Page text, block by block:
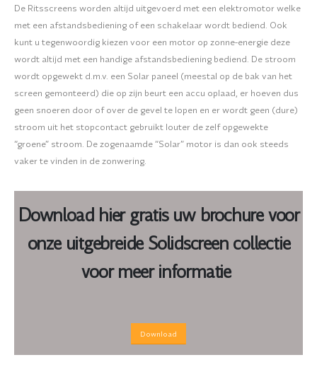
De Ritsscreens worden altijd uitgevoerd met een elektromotor welke
met een afstandsbediening of een schakelaar wordt bediend. Ook
kunt u tegenwoordig kiezen voor een motor op zonne-energie deze
wordt altijd met een handige afstandsbediening bediend. De stroom
wordt opgewekt d.m.v. een Solar paneel (meestal op de bak van het
screen gemonteerd) die op zijn beurt een accu oplaad, er hoeven dus
geen snoeren door of over de gevel te lopen en er wordt geen (dure)
stroom uit het stopcontact gebruikt louter de zelf opgewekte
“groene” stroom. De zogenaamde “Solar” motor is dan ook steeds
vaker te vinden in de zonwering.
Download hier gratis uw brochure voor
onze uitgebreide Solidscreen collectie
voor meer informatie
Download